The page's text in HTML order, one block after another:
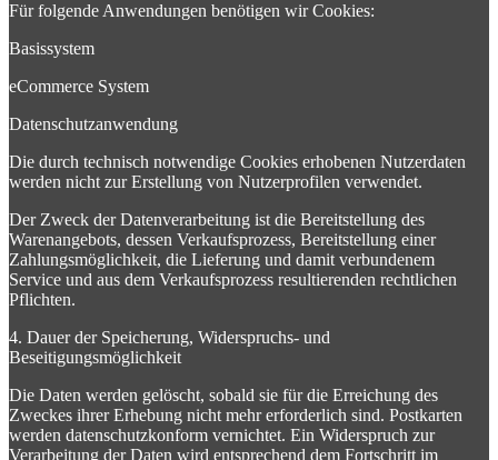
Für folgende Anwendungen benötigen wir Cookies:
Basissystem
eCommerce System
Datenschutzanwendung
Die durch technisch notwendige Cookies erhobenen Nutzerdaten
werden nicht zur Erstellung von Nutzerprofilen verwendet.
Der Zweck der Datenverarbeitung ist die Bereitstellung des
Warenangebots, dessen Verkaufsprozess, Bereitstellung einer
Zahlungsmöglichkeit, die Lieferung und damit verbundenem
Service und aus dem Verkaufsprozess resultierenden rechtlichen
Pflichten.
4. Dauer der Speicherung, Widerspruchs- und
Beseitigungsmöglichkeit
Die Daten werden gelöscht, sobald sie für die Erreichung des
Zweckes ihrer Erhebung nicht mehr erforderlich sind. Postkarten
werden datenschutzkonform vernichtet. Ein Widerspruch zur
Verarbeitung der Daten wird entsprechend dem Fortschritt im